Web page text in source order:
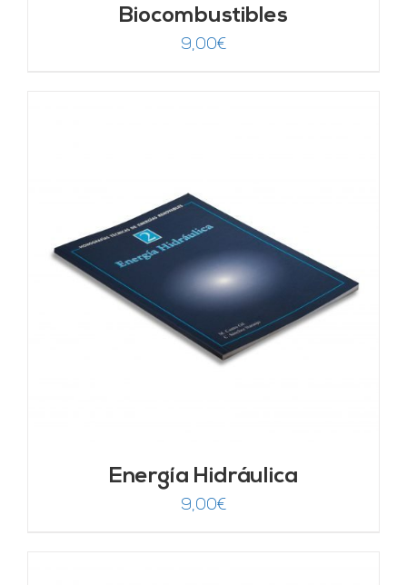
Biocombustibles
9,00€
Energía Hidráulica
9,00€